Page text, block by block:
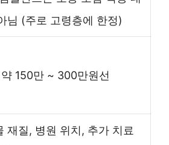
님 (주로 고령층에 한정)
약 150만 ~ 300만원선
재질, 병원 위치, 추가 치료